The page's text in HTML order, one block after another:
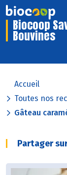
Biocoop
Bouvines
Accueil
Toutes nos
Gâteau
Partager